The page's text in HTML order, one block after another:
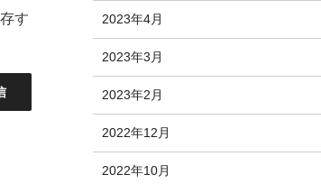
す
2023年4月
2023年3月
2023年2月
2022年12月
2022年10月